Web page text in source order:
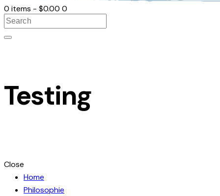
0 items - $0.00 0
Testing
Close
Home
Philosophie